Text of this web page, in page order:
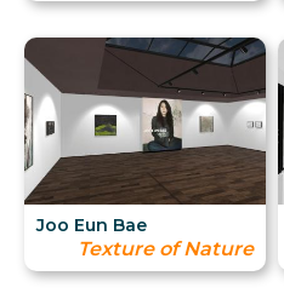
Joo Eun Bae
Texture of Nature